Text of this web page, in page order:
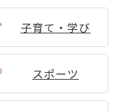
子育て・学び
スポーツ